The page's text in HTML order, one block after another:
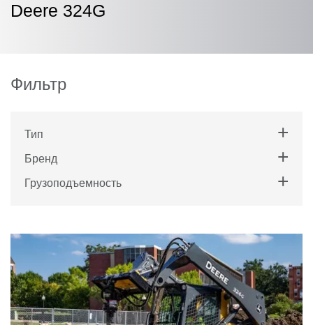
Deere 324G
Фильтр
Тип
Бренд
Грузоподъемность